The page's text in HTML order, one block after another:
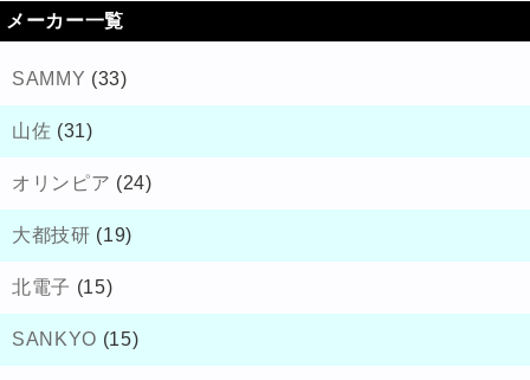
メーカー一覧
SAMMY (33)
山佐 (31)
オリンピア (24)
大都技研 (19)
北電子 (15)
SANKYO (15)